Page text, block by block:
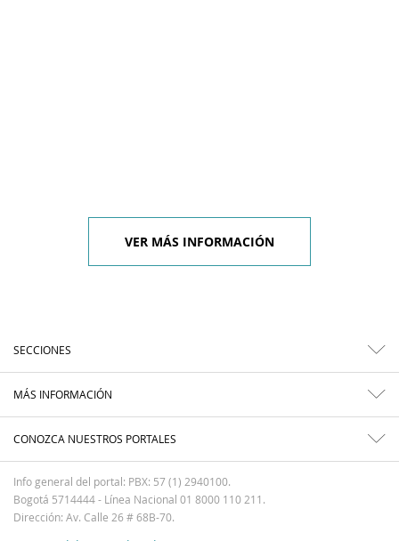
VER MÁS INFORMACIÓN
SECCIONES
MÁS INFORMACIÓN
CONOZCA NUESTROS PORTALES
Info general del portal: PBX: 57 (1) 2940100.
Bogotá 5714444 - Línea Nacional 01 8000 110 211.
Dirección: Av. Calle 26 # 68B-70.